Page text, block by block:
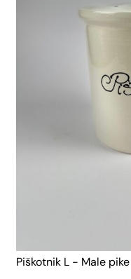
Piškotnik L - Male pike